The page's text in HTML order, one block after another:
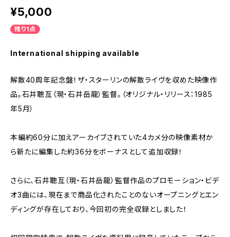
¥5,000
残り1点
International shipping available
解散40周年記念盤！ザ・スターリンの解散ライヴを収めた映像作
品。石井聰亙（現・石井岳龍）監督。（オリジナル・リリース：1985
年5月）
本編約60分に加えアーカイブされていた4カメ分の映像素材か
ら新たに編集した約36分をボーナスとして追加収録！
さらに、石井聰亙（現・石井岳龍）監督作品のプロモーション・ビデ
オ3曲には、現在まで商品化されたことのないオープニングとエン
ディングが存在しており、今回初の完全収録としました！